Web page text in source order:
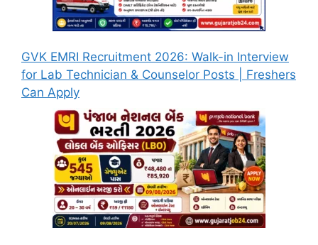
GVK EMRI Recruitment 2026: Walk-in Interview
for Lab Technician & Counselor Posts | Freshers
Can Apply